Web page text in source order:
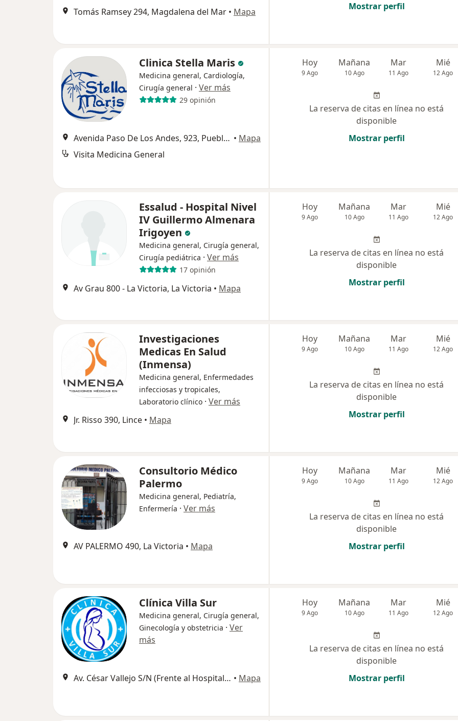
Tomás Ramsey 294, Magdalena del Mar • Mapa
Mostrar perfil
Clinica Stella Maris
Medicina general, Cardiología,
Cirugía general · Ver más
29 opinión
Avenida Paso De Los Andes, 923, Pueblo Libre • Mapa
Visita Medicina General
Hoy
9 Ago
Mañana
10 Ago
Mar
11 Ago
Mié
12 Ago
La reserva de citas en línea no está
disponible
Mostrar perfil
Essalud - Hospital Nivel
IV Guillermo Almenara
Irigoyen
Medicina general, Cirugía general,
Cirugía pediátrica · Ver más
17 opinión
Av Grau 800 - La Victoria, La Victoria • Mapa
Hoy
9 Ago
Mañana
10 Ago
Mar
11 Ago
Mié
12 Ago
La reserva de citas en línea no está
disponible
Mostrar perfil
Investigaciones
Medicas En Salud
(Inmensa)
Medicina general, Enfermedades
infecciosas y tropicales,
Laboratorio clínico · Ver más
Jr. Risso 390, Lince • Mapa
Hoy
9 Ago
Mañana
10 Ago
Mar
11 Ago
Mié
12 Ago
La reserva de citas en línea no está
disponible
Mostrar perfil
Consultorio Médico
Palermo
Medicina general, Pediatría,
Enfermería · Ver más
AV PALERMO 490, La Victoria • Mapa
Hoy
9 Ago
Mañana
10 Ago
Mar
11 Ago
Mié
12 Ago
La reserva de citas en línea no está
disponible
Mostrar perfil
Clínica Villa Sur
Medicina general, Cirugía general,
Ginecología y obstetricia · Ver
más
Av. César Vallejo S/N (Frente al Hospital EsSalud Uldarico Rocca Fernández), Villa el Salvador • Mapa
Hoy
9 Ago
Mañana
10 Ago
Mar
11 Ago
Mié
12 Ago
La reserva de citas en línea no está
disponible
Mostrar perfil